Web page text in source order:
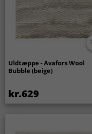
Uldtæppe - Avafors Wool
Bubble (beige)
kr.629